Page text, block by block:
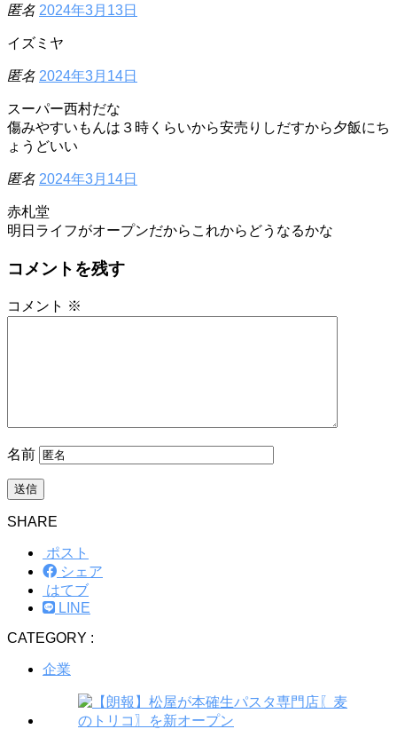
匿名 2024年3月13日
イズミヤ
匿名 2024年3月14日
スーパー西村だな
傷みやすいもんは３時くらいから安売りしだすから夕飯にち
ょうどいい
匿名 2024年3月14日
赤札堂
明日ライフがオープンだからこれからどうなるかな
コメントを残す
コメント ※
名前
SHARE
ポスト
シェア
はてブ
LINE
CATEGORY :
企業